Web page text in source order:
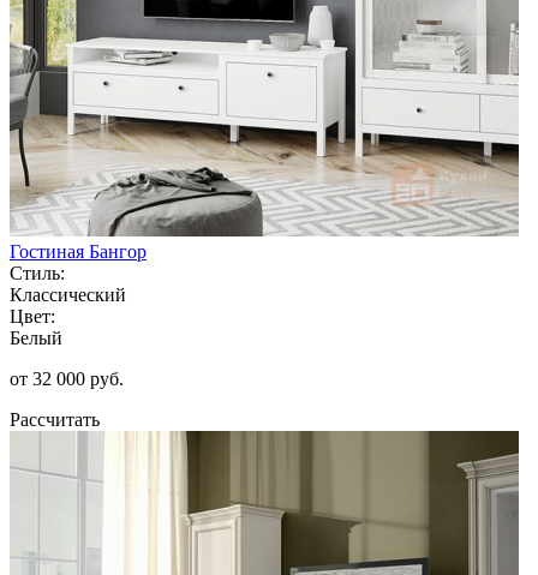
Гостиная Бангор
Стиль:
Классический
Цвет:
Белый
от 32 000 руб.
Рассчитать